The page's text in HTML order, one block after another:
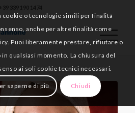
+39 339 190 1474
cookie o tecnologie simili per finalità
anche per altre finalità come
Puoi liberamente prestare, rifiutare o
qualsiasi momento. La chiusura del
ai soli cookie tecnici necessari.
saperne di più Chiudi